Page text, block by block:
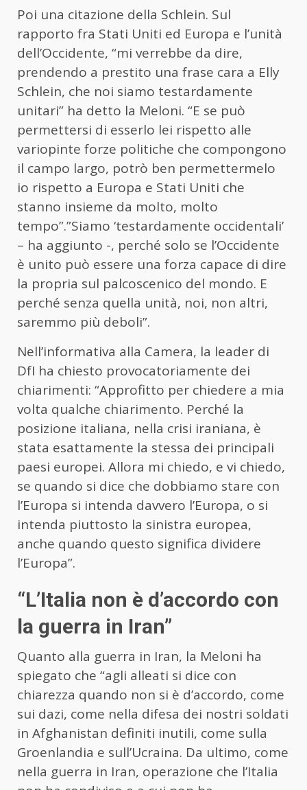
Poi una citazione della Schlein. Sul
rapporto fra Stati Uniti ed Europa e l’unità
dell’Occidente, “mi verrebbe da dire,
prendendo a prestito una frase cara a Elly
Schlein, che noi siamo testardamente
unitari” ha detto la Meloni. “E se può
permettersi di esserlo lei rispetto alle
variopinte forze politiche che compongono
il campo largo, potrò ben permettermelo
io rispetto a Europa e Stati Uniti che
stanno insieme da molto, molto
tempo”.”Siamo ‘testardamente occidentali’
– ha aggiunto -, perché solo se l’Occidente
è unito può essere una forza capace di dire
la propria sul palcoscenico del mondo. E
perché senza quella unità, noi, non altri,
saremmo più deboli”.
Nell’informativa alla Camera, la leader di
DfI ha chiesto provocatoriamente dei
chiarimenti: “Approfitto per chiedere a mia
volta qualche chiarimento. Perché la
posizione italiana, nella crisi iraniana, è
stata esattamente la stessa dei principali
paesi europei. Allora mi chiedo, e vi chiedo,
se quando si dice che dobbiamo stare con
l’Europa si intenda davvero l’Europa, o si
intenda piuttosto la sinistra europea,
anche quando questo significa dividere
l’Europa”.
“L’Italia non è d’accordo con
la guerra in Iran”
Quanto alla guerra in Iran, la Meloni ha
spiegato che “agli alleati si dice con
chiarezza quando non si è d’accordo, come
sui dazi, come nella difesa dei nostri soldati
in Afghanistan definiti inutili, come sulla
Groenlandia e sull’Ucraina. Da ultimo, come
nella guerra in Iran, operazione che l’Italia